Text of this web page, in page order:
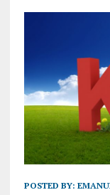
POSTED BY: